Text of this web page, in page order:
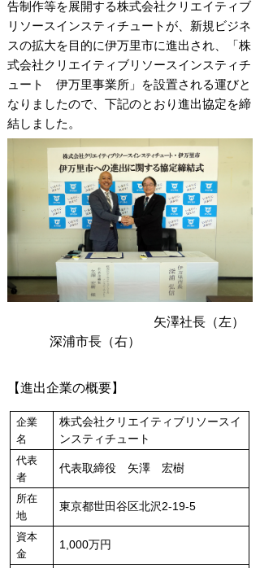
告制作等を展開する株式会社クリエイティブ
リソースインスティチュートが、新規ビジネ
スの拡大を目的に伊万里市に進出され、「株
式会社クリエイティブリソースインスティチ
ュート 伊万里事業所」を設置される運びと
なりましたので、下記のとおり進出協定を締
結しました。
矢澤社長（左）
深浦市長（右）
【進出企業の概要】
企業
名
株式会社クリエイティブリソースイ
ンスティチュート
代表
者
代表取締役 矢澤 宏樹
所在
地
東京都世田谷区北沢2-19-5
資本
金
1,000万円